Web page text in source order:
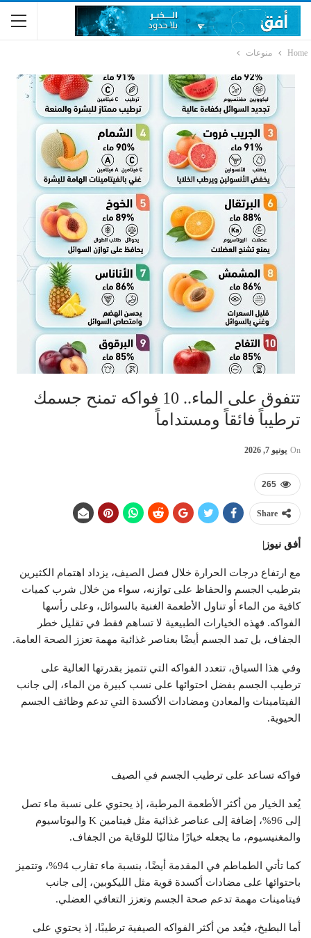
Home منوعات
تتفوق على الماء.. 10 فواكه تمنح جسمك
ترطيباً فائقاً ومستداماً
On يونيو 7, 2026
265
Share
أفق نيوز|
مع ارتفاع درجات الحرارة خلال فصل الصيف، يزداد اهتمام الكثيرين
بترطيب الجسم والحفاظ على توازنه، سواء من خلال شرب كميات
كافية من الماء أو تناول الأطعمة الغنية بالسوائل، وعلى رأسها
الفواكه. فهذه الخيارات الطبيعية لا تساهم فقط في تقليل خطر
الجفاف، بل تمد الجسم أيضًا بعناصر غذائية مهمة تعزز الصحة العامة.
وفي هذا السياق، تتعدد الفواكه التي تتميز بقدرتها العالية على
ترطيب الجسم بفضل احتوائها على نسب كبيرة من الماء، إلى جانب
الفيتامينات والمعادن ومضادات الأكسدة التي تدعم وظائف الجسم
الحيوية.
فواكه تساعد على ترطيب الجسم في الصيف
يُعد الخيار من أكثر الأطعمة المرطبة، إذ يحتوي على نسبة ماء تصل
إلى 96%، إضافة إلى عناصر غذائية مثل فيتامين K والبوتاسيوم
والمغنيسيوم، ما يجعله خيارًا مثاليًا للوقاية من الجفاف.
كما تأتي الطماطم في المقدمة أيضًا، بنسبة ماء تقارب 94%، وتتميز
باحتوائها على مضادات أكسدة قوية مثل الليكوبين، إلى جانب
فيتامينات مهمة تدعم صحة الجسم وتعزز التعافي العضلي.
أما البطيخ، فيُعد من أكثر الفواكه الصيفية ترطيبًا، إذ يحتوي على